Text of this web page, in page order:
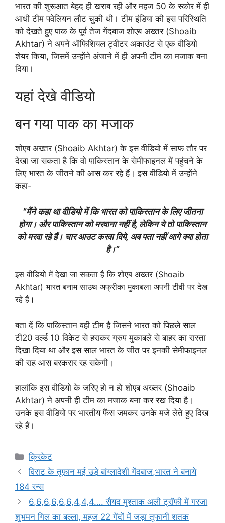
भारत की शुरूआत बेहद ही खराब रही और महज 50 के स्कोर में ही
आधी टीम पवेलियन लौट चुकी थी। टीम इंडिया की इस परिस्थिति
को देखते हुए पाक के पूर्व तेज गेंदबाज शोएब अख्तर (Shoaib
Akhtar) ने अपने ऑफिशियल ट्वीटर अकाउंट से एक वीडियो
शेयर किया, जिसमें उन्होंने अंजाने में ही अपनी टीम का मजाक बना
दिया।
यहां देखे वीडियो
बन गया पाक का मजाक
शोएब अख्तर (Shoaib Akhtar) के इस वीडियो में साफ तौर पर
देखा जा सकता है कि वो पाकिस्तान के सेमीफाइनल में पहुंचने के
लिए भारत के जीतने की आस कर रहे हैं। इस वीडियो में उन्होंने
कहा-
“मैंने कहा था वीडियो में कि भारत को पाकिस्तान के लिए जीतना
होगा। और पाकिस्तान को मरवाना नहीं है, लेकिन ये तो पाकिस्तान
को मरवा रहे हैं। चार आउट करवा दिये, अब पता नहीं आगे क्या होता
है।”
इस वीडियो में देखा जा सकता है कि शोएब अख्तर (Shoaib
Akhtar) भारत बनाम साउथ अफ्रीका मुकाबला अपनी टीवी पर देख
रहे हैं।
बता दें कि पाकिस्तान वही टीम है जिसने भारत को पिछले साल
टी20 वर्ल्ड 10 विकेट से हराकर ग्रुप मुकाबले से बाहर का रास्ता
दिखा दिया था और इस साल भारत के जीत पर इनकी सेमीफाइनल
की राह आस बरकरार रह सकेगी।
हालांकि इस वीडियो के जरिए हो न हो शोएब अख्तर (Shoaib
Akhtar) ने अपनी ही टीम का मजाक बना कर रख दिया है।
उनके इस वीडियो पर भारतीय फैंस जमकर उनके मजे लेते हुए दिख
रहे हैं।
Categories
क्रिकेट
विराट के तूफ़ान मई उड़े बांग्लादेशी गेंदबाज,भारत ने बनाये
184 रन्स
6,6,6,6,6,6,4,4,4…. सैयद मुश्ताक अली ट्रॉफी में गरजा
शुभमन गिल का बल्ला, महज 22 गेंदों में जड़ा तूफानी शतक